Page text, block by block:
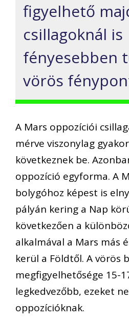
figyelhető
csillagoknál is
fényesebben
vörös
A Mars oppozíciói
mérve viszonylag
következnek be.
oppozíció egyforma. A
bolygóhoz képest is
pályán kering a Nap
következően a
alkalmával a Mars más
kerül a Földtől. A vörös
megfigyelhetősége 15-
legkedvezőbb, ezeket
oppozícióknak.